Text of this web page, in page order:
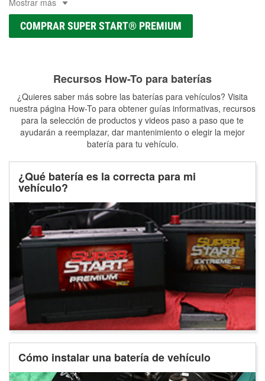
COMPRAR SUPER START® PREMIUM
Recursos How-To para baterías
¿Quieres saber más sobre las baterías para vehículos? Visita
nuestra página How-To para obtener guías informativas, recursos
para la selección de productos y videos paso a paso que te
ayudarán a reemplazar, dar mantenimiento o elegir la mejor
batería para tu vehículo.
¿Qué batería es la correcta para mi
vehículo?
Cómo instalar una batería de vehículo